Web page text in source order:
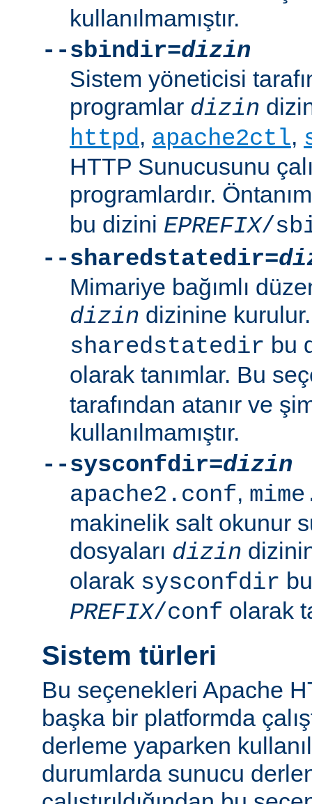
kullanılmamıştır.
--sbindir=dizin
Sistem yöneticisi
programlar dizin
httpd, apache2ctl,
HTTP Sunucusunu
programlardır.
bu dizini EPREFIX/
--sharedstatedir=
Mimariye bağımlı
dizin dizinine
sharedstatedir bu
olarak tanımlar. Bu
tarafından atanır ve
kullanılmamıştır.
--sysconfdir=dizin
apache2.conf,
makinelik salt okunur
dosyaları dizin
olarak sysconfdir
PREFIX/conf olarak
Sistem türleri
Bu seçenekleri Apache
başka bir platformda
derleme yaparken
durumlarda sunucu